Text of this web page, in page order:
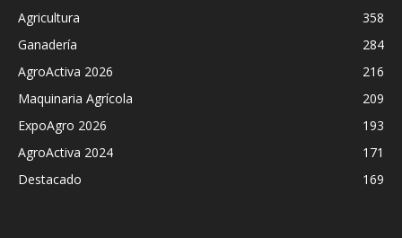
Agricultura
358
Ganadería
284
AgroActiva 2026
216
Maquinaria Agrícola
209
ExpoAgro 2026
193
AgroActiva 2024
171
Destacado
169